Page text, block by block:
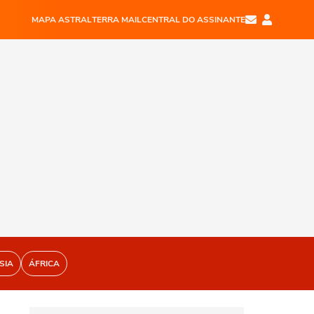
MAPA ASTRALTERRA MAILCENTRAL DO ASSINANTE
ÁFRICA